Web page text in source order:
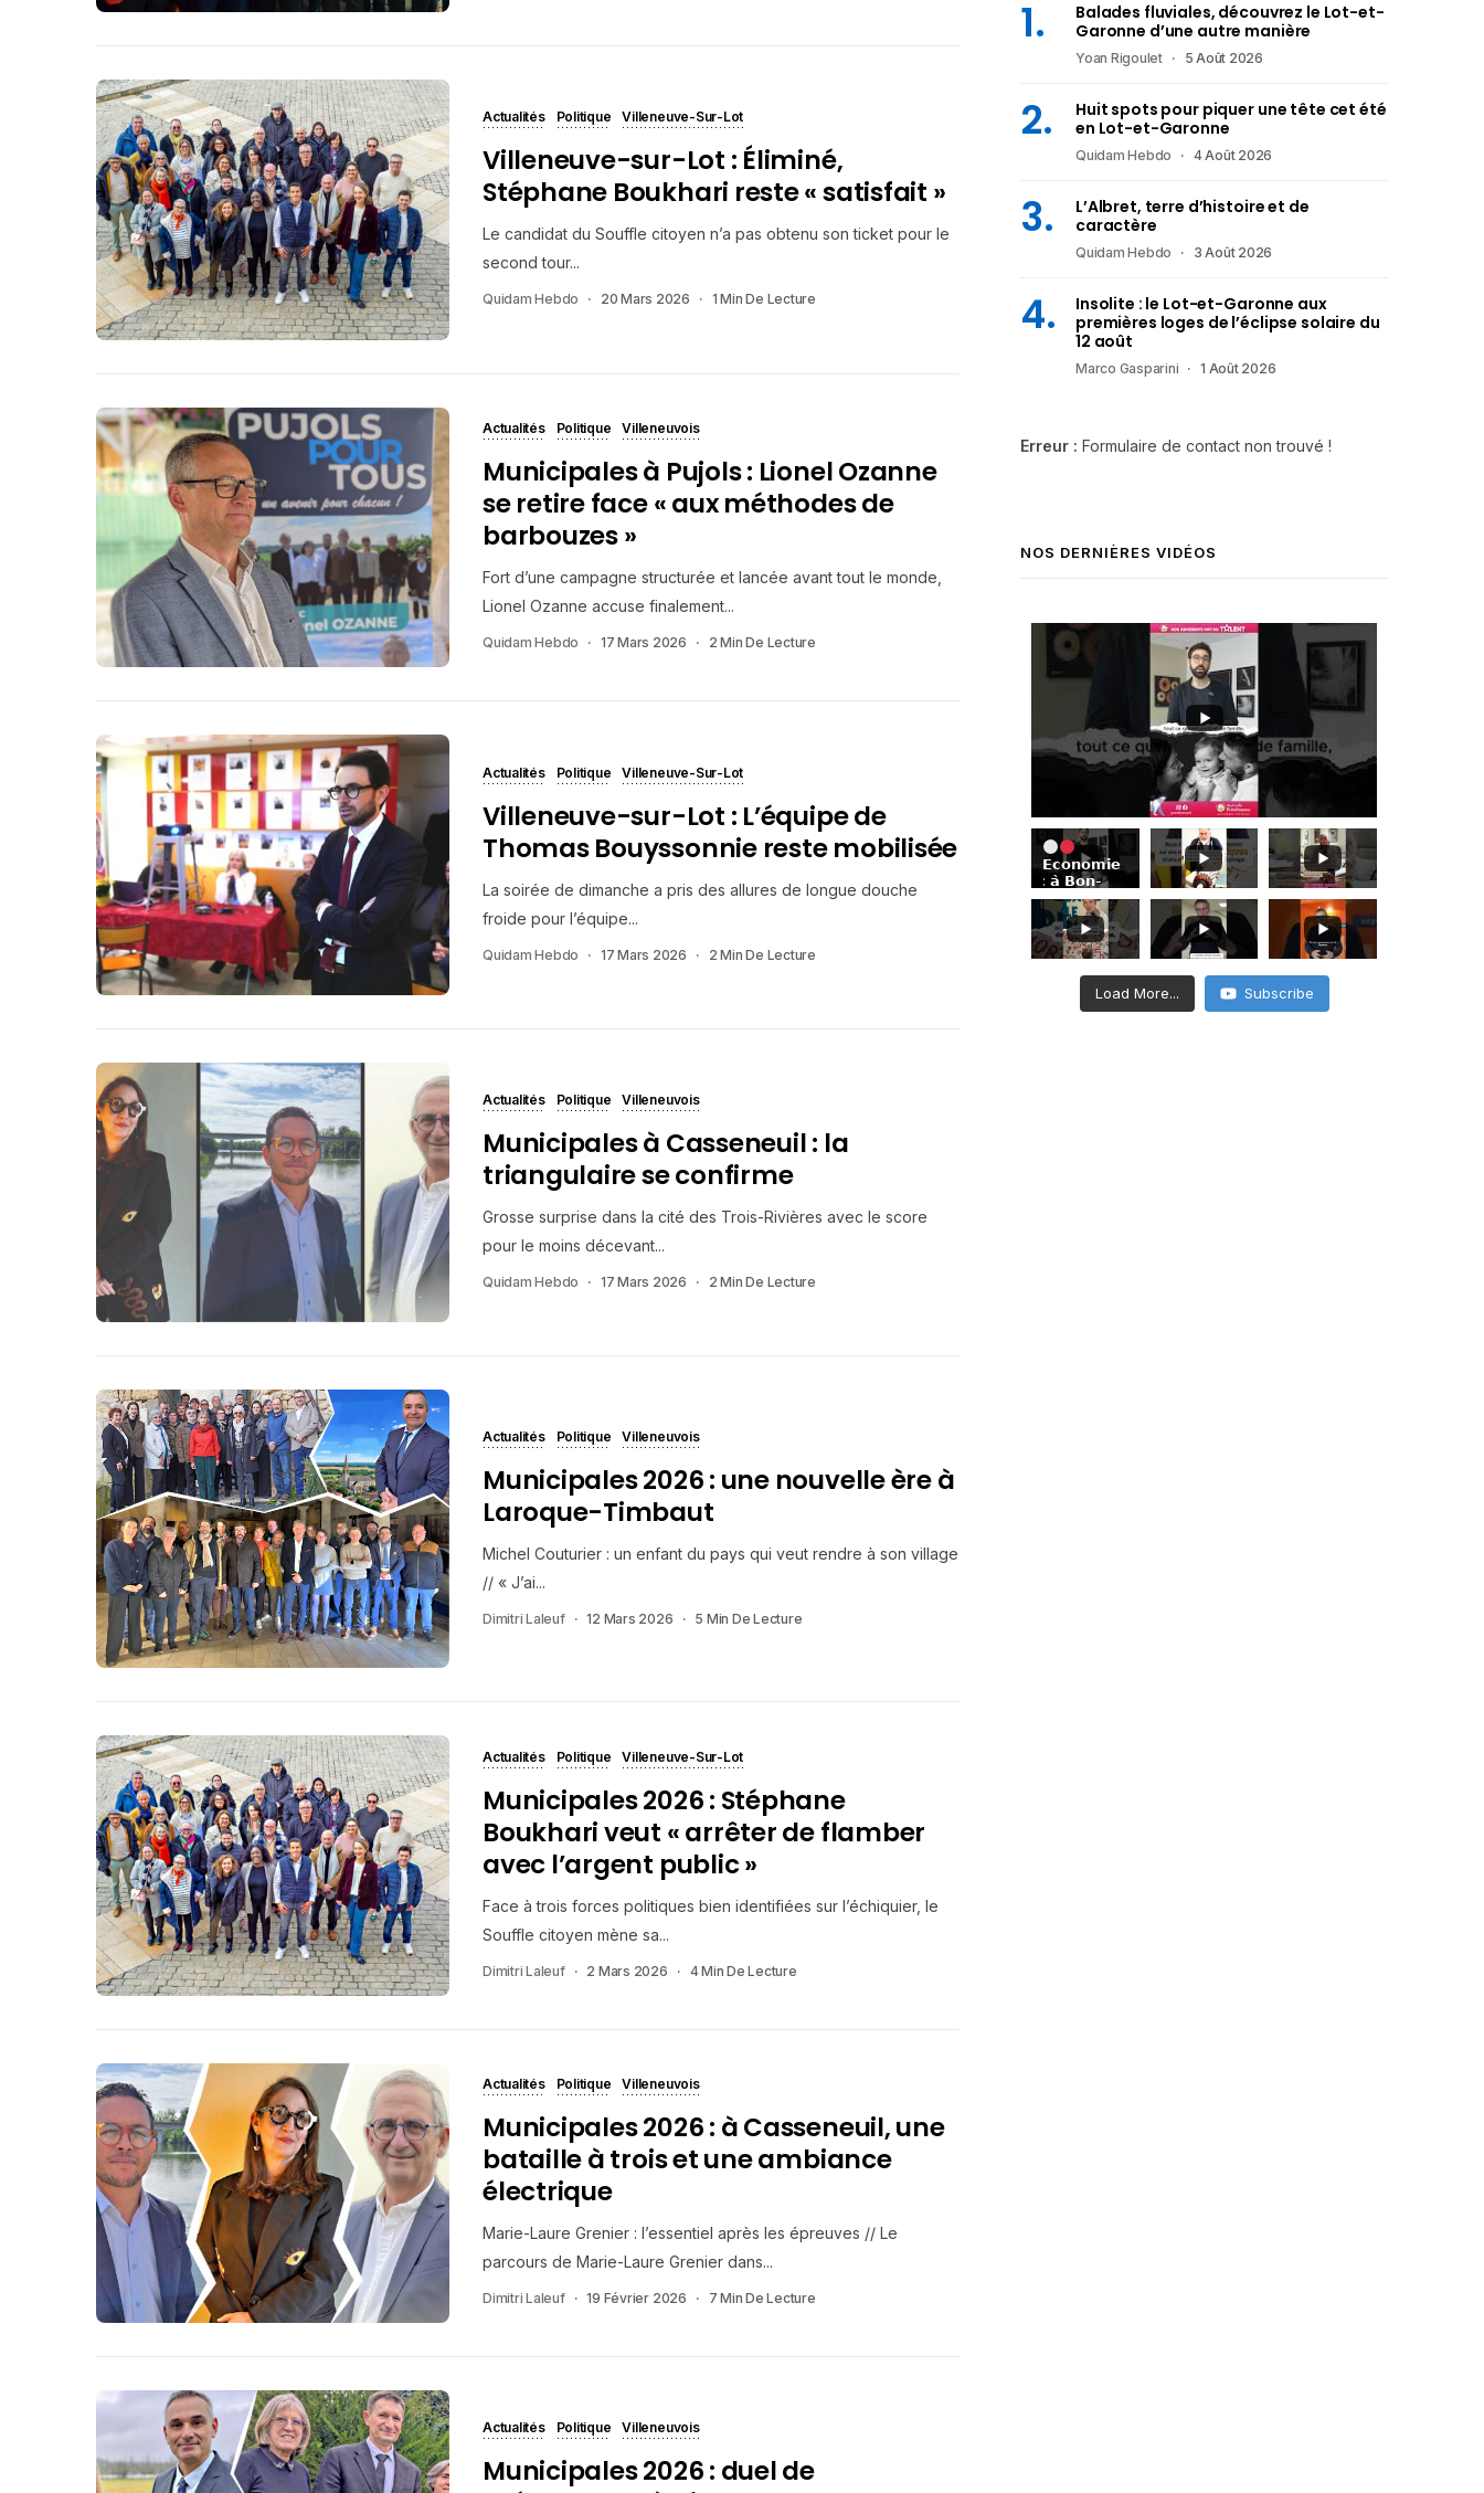
Actualités Politique Villeneuve-Sur-Lot
Villeneuve-sur-Lot : Éliminé,
Stéphane Boukhari reste « satisfait »
Le candidat du Souffle citoyen n’a pas obtenu son ticket pour le
second tour...
Quidam Hebdo 20 Mars 2026 1 Min De Lecture
Actualités Politique Villeneuvois
Municipales à Pujols : Lionel Ozanne
se retire face « aux méthodes de
barbouzes »
Fort d’une campagne structurée et lancée avant tout le monde,
Lionel Ozanne accuse finalement...
Quidam Hebdo 17 Mars 2026 2 Min De Lecture
Actualités Politique Villeneuve-Sur-Lot
Villeneuve-sur-Lot : L’équipe de
Thomas Bouyssonnie reste mobilisée
La soirée de dimanche a pris des allures de longue douche
froide pour l’équipe...
Quidam Hebdo 17 Mars 2026 2 Min De Lecture
Actualités Politique Villeneuvois
Municipales à Casseneuil : la
triangulaire se confirme
Grosse surprise dans la cité des Trois-Rivières avec le score
pour le moins décevant...
Quidam Hebdo 17 Mars 2026 2 Min De Lecture
Actualités Politique Villeneuvois
Municipales 2026 : une nouvelle ère à
Laroque-Timbaut
Michel Couturier : un enfant du pays qui veut rendre à son village
// « J’ai...
Dimitri Laleuf 12 Mars 2026 5 Min De Lecture
Actualités Politique Villeneuve-Sur-Lot
Municipales 2026 : Stéphane
Boukhari veut « arrêter de flamber
avec l’argent public »
Face à trois forces politiques bien identifiées sur l’échiquier, le
Souffle citoyen mène sa...
Dimitri Laleuf 2 Mars 2026 4 Min De Lecture
Actualités Politique Villeneuvois
Municipales 2026 : à Casseneuil, une
bataille à trois et une ambiance
électrique
Marie-Laure Grenier : l’essentiel après les épreuves // Le
parcours de Marie-Laure Grenier dans...
Dimitri Laleuf 19 Février 2026 7 Min De Lecture
Actualités Politique Villeneuvois
Municipales 2026 : duel de
Balades fluviales, découvrez le Lot-et-
Garonne d’une autre manière
Yoan Rigoulet 5 Août 2026
Huit spots pour piquer une tête cet été
en Lot-et-Garonne
Quidam Hebdo 4 Août 2026
L’Albret, terre d’histoire et de
caractère
Quidam Hebdo 3 Août 2026
Insolite : le Lot-et-Garonne aux
premières loges de l’éclipse solaire du
12 août
Marco Gasparini 1 Août 2026
Erreur : Formulaire de contact non trouvé !
NOS DERNIÈRES VIDÉOS
𝗘𝗰𝗼𝗻𝗼𝗺𝗶𝗲
: 𝗮̀ 𝗕𝗼𝗻-
𝗘𝗻𝗰𝗼𝗻𝘁𝗿𝗲,
𝗦𝗶𝗺𝗼𝗻
𝗔𝗯𝗶𝗸𝗲𝗿
𝗺𝗲𝘁
𝗹’𝗲𝘅𝗶𝗴𝗲𝗻𝗰𝗲
𝗱𝗲 𝗹𝗮
𝗽𝗵𝗼𝘁𝗼 𝗮𝘂
𝘀𝗲𝗿𝘃𝗶𝗰𝗲
Load More... Subscribe